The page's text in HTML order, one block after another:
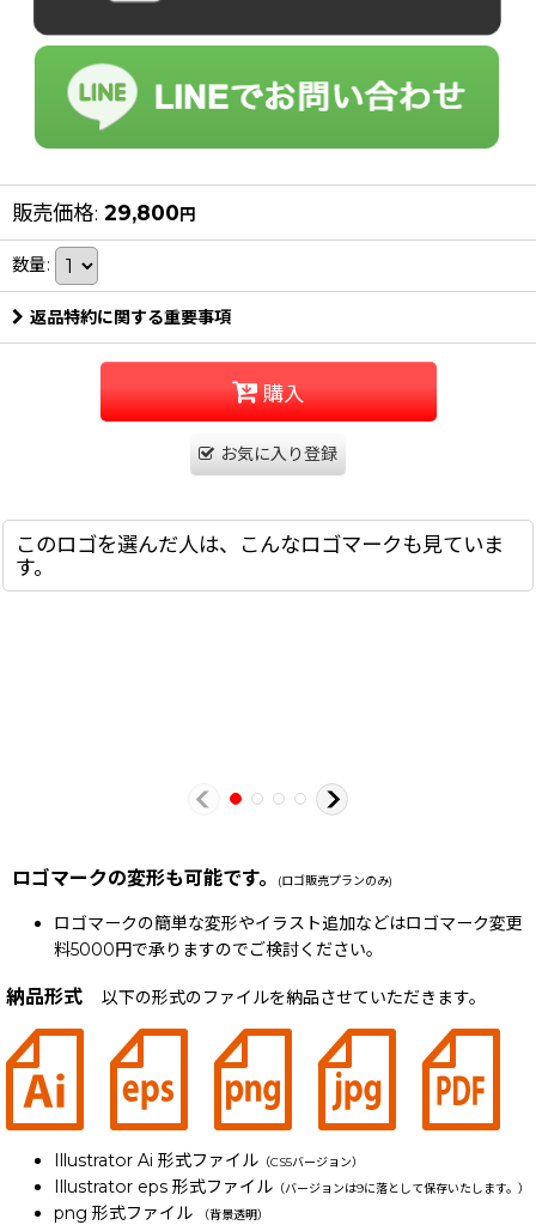
販売価格: 29,800円
数量:
返品特約に関する重要事項
購入
お気に入り登録
このロゴを選んだ人は、こんなロゴマークも見ていま
す。
ロゴマークの変形も可能です。 (ロゴ販売プランのみ)
ロゴマークの簡単な変形やイラスト追加などはロゴマーク変更
料5000円で承りますのでご検討ください。
納品形式 以下の形式のファイルを納品させていただきます。
Illustrator Ai 形式ファイル （CS5バージョン）
Illustrator eps 形式ファイル （バージョンは9に落として保存いたします。）
png 形式ファイル （背景透明）